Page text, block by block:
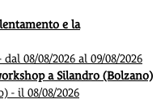
e la
08/08/2026 al 09/08/2026
a Silandro (Bolzano)
- il 08/08/2026